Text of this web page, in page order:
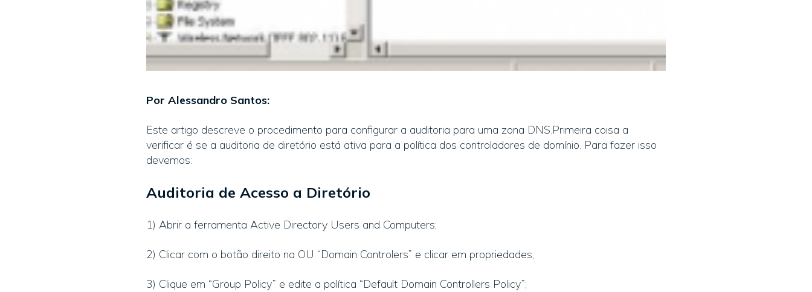
Por Alessandro Santos:
Este artigo descreve o procedimento para configurar a auditoria para uma zona DNS.Primeira coisa a
verificar é se a auditoria de diretório está ativa para a política dos controladores de domínio. Para fazer isso
devemos:
Auditoria de Acesso a Diretório
1) Abrir a ferramenta Active Directory Users and Computers;
2) Clicar com o botão direito na OU “Domain Controlers” e clicar em propriedades;
3) Clique em “Group Policy” e edite a política “Default Domain Controllers Policy”;